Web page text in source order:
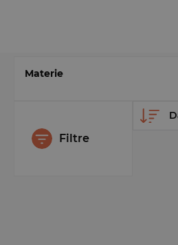
Materie
Filtre